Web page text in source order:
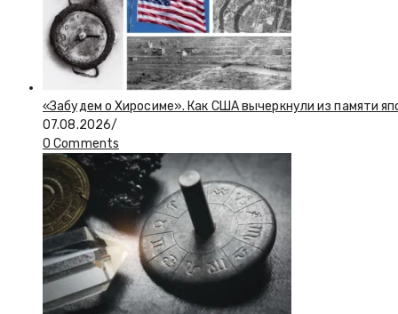
«Забудем о Хиросиме». Как США вычеркнули из памяти
07.08.2026/
0 Comments